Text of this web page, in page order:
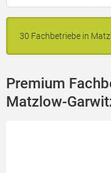
30 Fachbetriebe in
Premium
Matzlow-